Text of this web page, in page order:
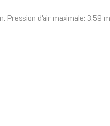
Pression d'air maximale: 3,59